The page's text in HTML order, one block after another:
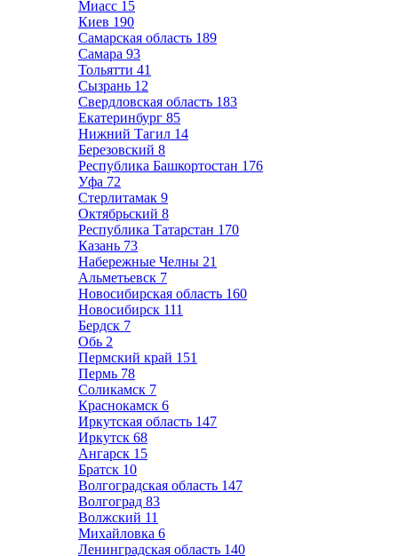
Миасс 15
Киев 190
Самарская область 189
Самара 93
Тольятти 41
Сызрань 12
Свердловская область 183
Екатеринбург 85
Нижний Тагил 14
Березовский 8
Республика Башкортостан 176
Уфа 72
Стерлитамак 9
Октябрьский 8
Республика Татарстан 170
Казань 73
Набережные Челны 21
Альметьевск 7
Новосибирская область 160
Новосибирск 111
Бердск 7
Обь 2
Пермский край 151
Пермь 78
Соликамск 7
Краснокамск 6
Иркутская область 147
Иркутск 68
Ангарск 15
Братск 10
Волгоградская область 147
Волгоград 83
Волжский 11
Михайловка 6
Ленинградская область 140